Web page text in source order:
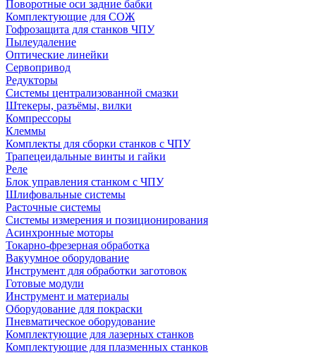
Поворотные оси задние бабки
Комплектующие для СОЖ
Гофрозащита для станков ЧПУ
Пылеудаление
Оптические линейки
Сервопривод
Редукторы
Системы централизованной смазки
Штекеры, разъёмы, вилки
Компрессоры
Клеммы
Комплекты для сборки станков с ЧПУ
Трапецеидальные винты и гайки
Реле
Блок управления станком с ЧПУ
Шлифовальные системы
Расточные системы
Системы измерения и позиционирования
Асинхронные моторы
Токарно-фрезерная обработка
Вакуумное оборудование
Инструмент для обработки заготовок
Готовые модули
Инструмент и материалы
Оборудование для покраски
Пневматическое оборудование
Комплектующие для лазерных станков
Комплектующие для плазменных станков